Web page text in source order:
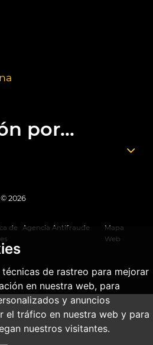
de rastreo para mejorar
en nuestra web, para
y anuncios
el tráfico en nuestra web y para
nuestros visitantes.
por...
© 2026
de
Agencia Antifraude
Mapa
Web